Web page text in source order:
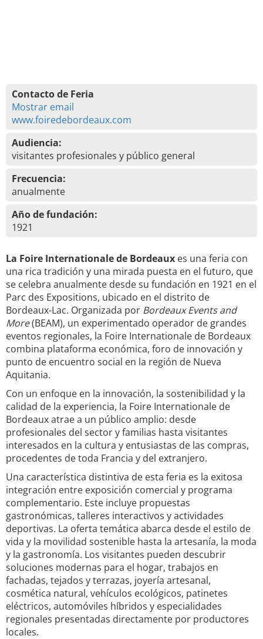
Contacto de Feria
Mostrar email
www.foiredebordeaux.com
Audiencia:
visitantes profesionales y público general
Frecuencia:
anualmente
Año de fundación:
1921
La Foire Internationale de Bordeaux es una feria con
una rica tradición y una mirada puesta en el futuro, que
se celebra anualmente desde su fundación en 1921 en el
Parc des Expositions, ubicado en el distrito de
Bordeaux-Lac. Organizada por Bordeaux Events and
More(BEAM), un experimentado operador de grandes
eventos regionales, la Foire Internationale de Bordeaux
combina plataforma económica, foro de innovación y
punto de encuentro social en la región de Nueva
Aquitania.
Con un enfoque en la innovación, la sostenibilidad y la
calidad de la experiencia, la Foire Internationale de
Bordeaux atrae a un público amplio: desde
profesionales del sector y familias hasta visitantes
interesados en la cultura y entusiastas de las compras,
procedentes de toda Francia y del extranjero.
Una característica distintiva de esta feria es la exitosa
integración entre exposición comercial y programa
complementario. Este incluye propuestas
gastronómicas, talleres interactivos y actividades
deportivas. La oferta temática abarca desde el estilo de
vida y la movilidad sostenible hasta la artesanía, la moda
y la gastronomía. Los visitantes pueden descubrir
soluciones modernas para el hogar, trabajos en
fachadas, tejados y terrazas, joyería artesanal,
cosmética natural, vehículos ecológicos, patinetes
eléctricos, automóviles híbridos y especialidades
regionales presentadas directamente por productores
locales.